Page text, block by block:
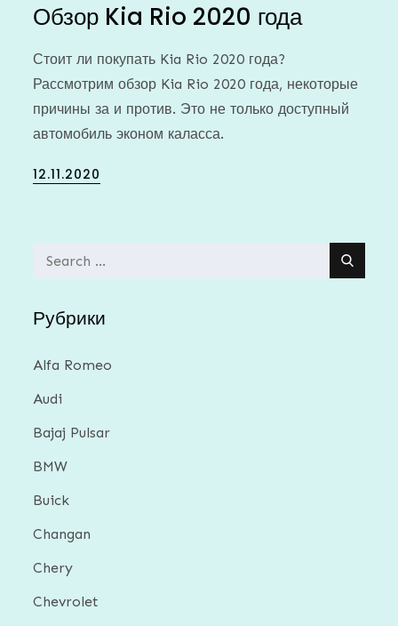
Обзор Kia Rio 2020 года
Стоит ли покупать Kia Rio 2020 года?
Рассмотрим обзор Kia Rio 2020 года, некоторые
причины за и против. Это не только доступный
автомобиль эконом каласса.
Posted
12.11.2020
Search
Рубрики
Alfa Romeo
Audi
Bajaj Pulsar
BMW
Buick
Changan
Chery
Chevrolet